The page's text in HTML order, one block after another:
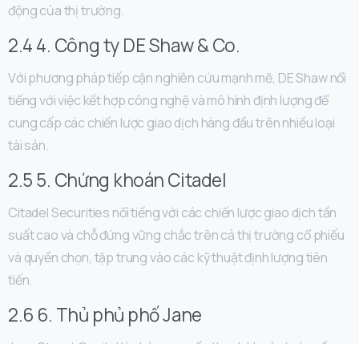
động của thị trường.
2.4 4. Công ty DE Shaw & Co.
Với phương pháp tiếp cận nghiên cứu mạnh mẽ, DE Shaw nổi
tiếng với việc kết hợp công nghệ và mô hình định lượng để
cung cấp các chiến lược giao dịch hàng đầu trên nhiều loại
tài sản.
2.5 5. Chứng khoán Citadel
Citadel Securities nổi tiếng với các chiến lược giao dịch tần
suất cao và chỗ đứng vững chắc trên cả thị trường cổ phiếu
và quyền chọn, tập trung vào các kỹ thuật định lượng tiên
tiến.
2.6 6. Thủ phủ phố Jane